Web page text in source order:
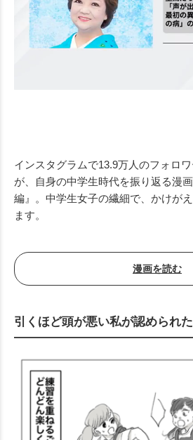
インスタグラムで13.9万人のフォロ
が、自身の中学生時代を振り返る漫
編』。中学生女子の繊細で、かけが
ます。
漫画を読む
引くほど頭が悪い私が認められ